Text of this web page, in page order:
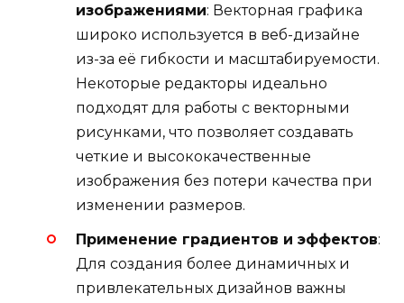
изображениями: Векторная графика
широко используется в веб-дизайне
из-за её гибкости и масштабируемости.
Некоторые редакторы идеально
подходят для работы с векторными
рисунками, что позволяет создавать
четкие и высококачественные
изображения без потери качества при
изменении размеров.
Применение градиентов и эффектов:
Для создания более динамичных и
привлекательных дизайнов важны